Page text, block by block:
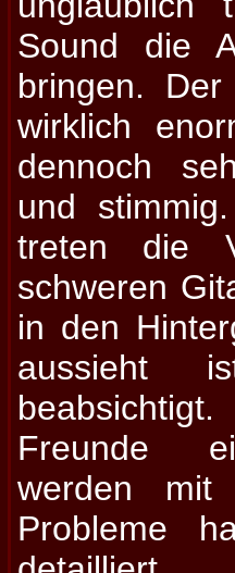
Sound die
bringen.
wirklich
dennoch
und
treten die
schweren
in den
aussieht
beabsichtigt.
Freunde
werden
Probleme